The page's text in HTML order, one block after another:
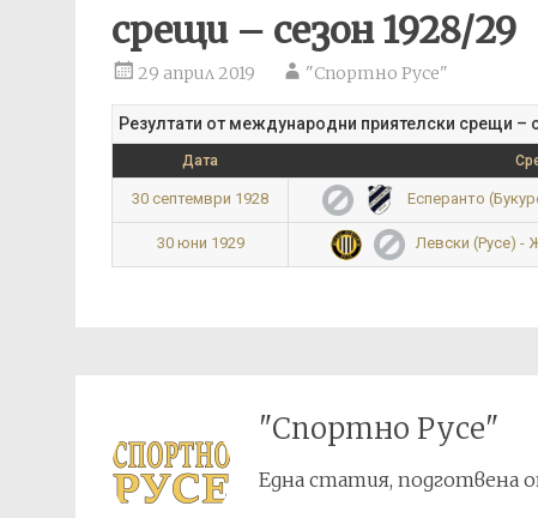
срещи – сезон 1928/29
29 април 2019 "Спортно Русе"
Резултати от международни приятелски срещи –
Дата
30 септември 1928 Есперанто
30 юни 1929 Левски (Русе) -
"Спортно Русе"
Една статия, подготвена